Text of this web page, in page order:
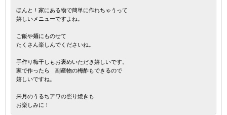
ほんと！家にある物で簡単に作れちゃうって
嬉しいメニューですよね。
ご飯や麺にものせて
たくさん楽しんでくださいね。
手作り梅干しもお褒めいただき嬉しいです。
家で作ったら 副産物の梅酢もできるので
嬉しいですね。
来月のうるちアワの照り焼きも
お楽しみに！